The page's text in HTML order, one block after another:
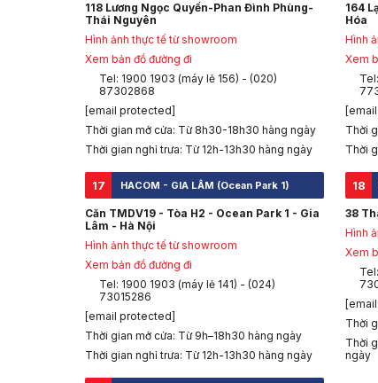
118 Lương Ngọc Quyến-Phan Đình Phùng-
Thái Nguyên
Hình ảnh thực tế từ showroom
Xem bản đồ đường đi
Tel: 1900 1903 (máy lẻ 156) - (020)
87302868
[email protected]
Thời gian mở cửa: Từ 8h30-18h30 hàng ngày
Thời gian nghỉ trưa: Từ 12h-13h30 hàng ngày
164
Hóa
Hình
Xem
Thời
Thời
17 HACOM - GIA LÂM (Ocean Park 1)
Căn TMDV19 - Tòa H2 - Ocean Park 1 - Gia
Lâm - Hà Nội
Hình ảnh thực tế từ showroom
Xem bản đồ đường đi
Tel: 1900 1903 (máy lẻ 141) - (024)
73015286
[email protected]
Thời gian mở cửa: Từ 9h–18h30 hàng ngày
Thời gian nghỉ trưa: Từ 12h-13h30 hàng ngày
18
38
Hình
Xem
Thời
Thời
ngày